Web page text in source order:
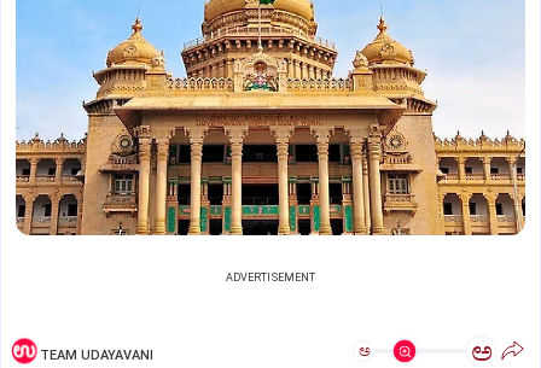
ADVERTISEMENT
TEAM UDAYAVANI ಅ ಅ